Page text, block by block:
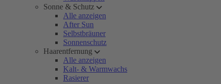
Sonne & Schutz
Alle anzeigen
After Sun
Selbstbräuner
Sonnenschutz
Haarentfernung
Alle anzeigen
Kalt- & Warmwachs
Rasierer